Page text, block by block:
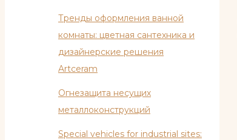
Тренды оформления ванной
комнаты: цветная сантехника и
дизайнерские решения
Artceram
Огнезащита несущих
металлоконструкций
Special vehicles for industrial sites: